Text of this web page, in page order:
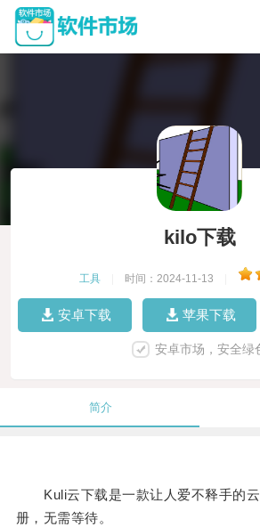
kilo下载
工具 时间：2024-11-13
安卓下载 苹果下载
安卓市场，安全绿
简介
Kuli云下载是一款让人爱不释手的云
册，无需等待。